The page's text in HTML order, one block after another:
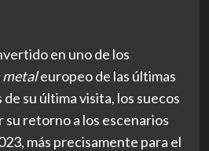
en uno de los
metaleuropeo de las últimas
de su última visita, los suecos
su retorno a los escenarios
más precisamente para el